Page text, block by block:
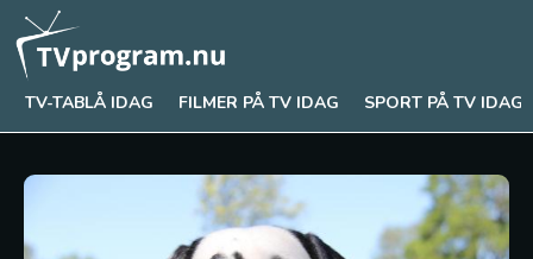
TV-TABLÅ IDAG FILMER PÅ TV IDAG SPORT PÅ TV IDAG